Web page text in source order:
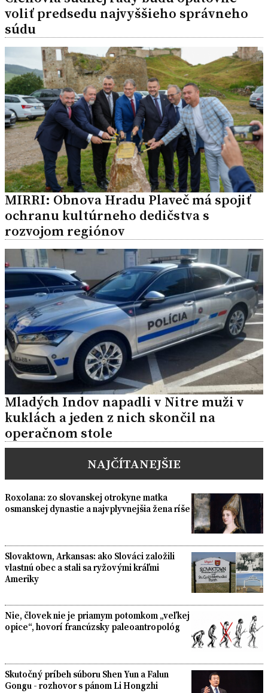
voliť predsedu najvyššieho správneho
súdu
MIRRI: Obnova Hradu Plaveč má spojiť
ochranu kultúrneho dedičstva s
rozvojom regiónov
Mladých Indov napadli v Nitre muži v
kuklách a jeden z nich skončil na
operačnom stole
NAJČÍTANEJŠIE
Roxolana: zo slovanskej otrokyne matka
osmanskej dynastie a najvplyvnejšia žena ríše
Slovaktown, Arkansas: ako Slováci založili
vlastnú obec a stali sa ryžovými kráľmi
Ameriky
Nie, človek nie je priamym potomkom „veľkej
opice“, hovorí francúzsky paleoantropológ
Skutočný príbeh súboru Shen Yun a Falun
Gongu - rozhovor s pánom Li Hongzhi